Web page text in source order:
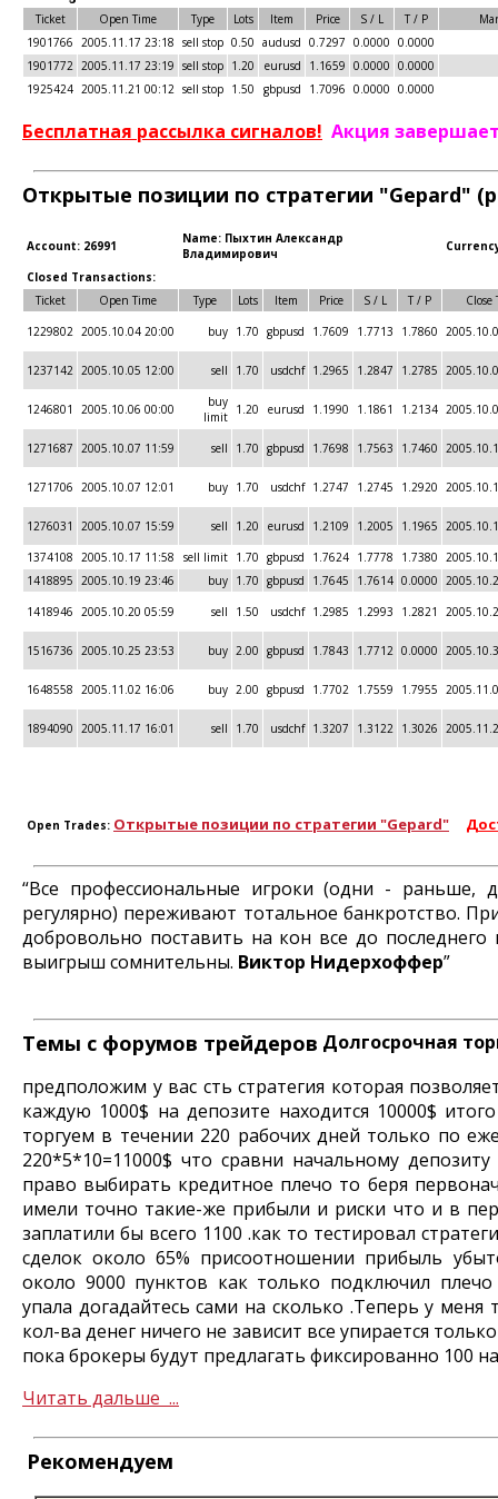
Ticket
Open Time Type Lots Item Price S / L T / P
1901766 2005.11.17 23:18 sell stop 0.50 audusd 0.7297 0.0000 0.0000
1901772 2005.11.17 23:19 sell stop 1.20 eurusd 1.1659 0.0000 0.0000
1925424 2005.11.21 00:12 sell stop 1.50 gbpusd 1.7096 0.0000 0.0000
Бесплатная рассылка сигналов! Акция
Открытые позиции по стратегии "Gepard"
Account: 26991
Name: Пыхтин Александр
Владимирович
Closed Transactions:
Ticket
Open Time Type Lots Item Price S / L T / P
Close
1229802 2005.10.04 20:00 buy 1.70 gbpusd 1.7609 1.7713 1.7860
1237142 2005.10.05 12:00 sell 1.70 usdchf 1.2965 1.2847 1.2785
1246801 2005.10.06 00:00
buy
limit 1.20 eurusd 1.1990 1.1861 1.2134
1271687 2005.10.07 11:59 sell 1.70 gbpusd 1.7698 1.7563 1.7460
1271706 2005.10.07 12:01 buy 1.70 usdchf 1.2747 1.2745 1.2920
1276031 2005.10.07 15:59 sell 1.20 eurusd 1.2109 1.2005 1.1965
1374108 2005.10.17 11:58 sell limit 1.70 gbpusd 1.7624 1.7778 1.7380
1418895 2005.10.19 23:46 buy 1.70 gbpusd 1.7645 1.7614 0.0000
1418946 2005.10.20 05:59 sell 1.50 usdchf 1.2985 1.2993 1.2821
1516736 2005.10.25 23:53 buy 2.00 gbpusd 1.7843 1.7712 0.0000
1648558 2005.11.02 16:06 buy 2.00 gbpusd 1.7702 1.7559 1.7955
1894090 2005.11.17 16:01 sell 1.70 usdchf 1.3207 1.3122 1.3026
Open Trades: Открытые позиции по стратегии "Gepard"
“Все профессиональные игроки (одни - раньше,
регулярно) переживают тотальное банкротство.
добровольно поставить на кон все до
выигрыш сомнительны. Виктор Нидерхоффер”
Темы с форумов трейдеров Долгосрочная
предположим у вас сть стратегия которая
каждую 1000$ на депозите находится 10000$
торгуем в течении 220 рабочих дней только по
220*5*10=11000$ что сравни начальному
право выбирать кредитное плечо то беря
имели точно такие-же прибыли и риски что и в
заплатили бы всего 1100 .как то тестировал
сделок около 65% присоотношении прибыль
около 9000 пунктов как только подключил
упала догадайтесь сами на сколько .Теперь у меня
кол-ва денег ничего не зависит все упирается
пока брокеры будут предлагать фиксированно 100
Читать дальше ...
Рекомендуем